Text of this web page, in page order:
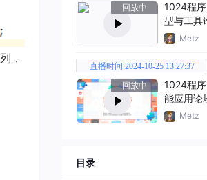
，
回放中
1024程
型与工具
Metz
直播时间 2024-10-25 13:27:37
回放中
1024程
能应用论
Metz
目录